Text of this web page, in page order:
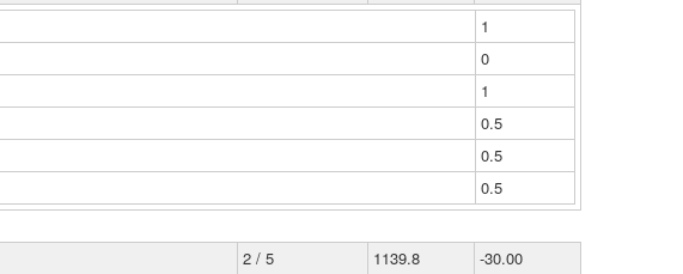
1
0
1
0.5
0.5
0.5
2 / 5 1139.8
-30.00